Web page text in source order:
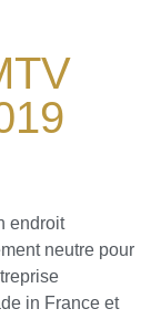
endroit
neutre pour
in France et